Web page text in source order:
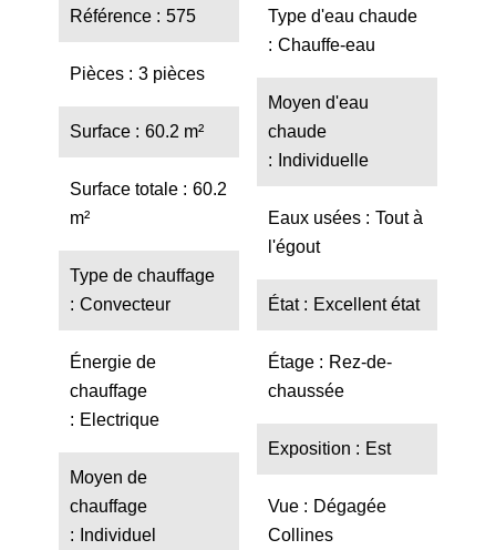
Référence 575
Pièces 3 pièces
Surface 60.2 m²
Surface totale
60.2
m²
Type de chauffage
Convecteur
Énergie de
chauffage
Electrique
Moyen de
chauffage
Individuel
Type d'eau chaude
Chauffe-eau
Moyen d'eau
chaude
Individuelle
Eaux usées
Tout à
l'égout
État Excellent état
Étage
Rez-de-
chaussée
Exposition Est
Vue
Dégagée
Collines